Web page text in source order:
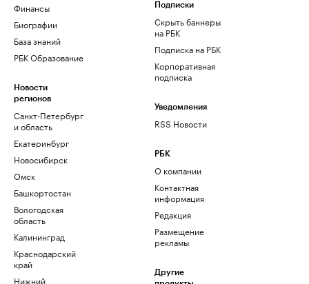
Финансы
Биографии
База знаний
РБК Образование
Новости
регионов
Санкт-Петербург
и область
Екатеринбург
Новосибирск
Омск
Башкортостан
Вологодская
область
Калининград
Краснодарский
край
Нижний
Подписки
Скрыть баннеры
на РБК
Подписка на РБК
Корпоративная
подписка
Уведомления
RSS Новости
РБК
О компании
Контактная
информация
Редакция
Размещение
рекламы
Другие